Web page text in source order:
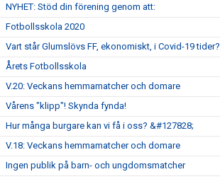
NYHET: Stöd din förening genom att:
Fotbollsskola 2020
Vart står Glumslövs FF, ekonomiskt, i Covid-19 tider?
Årets Fotbollsskola
V.20: Veckans hemmamatcher och domare
Vårens "klipp"! Skynda fynda!
Hur många burgare kan vi få i oss? &#127828;
V.18: Veckans hemmamatcher och domare
Ingen publik på barn- och ungdomsmatcher